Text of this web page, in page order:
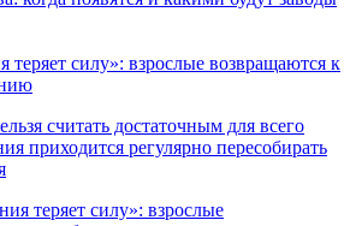
теряет силу»: взрослые возвращаются к
считать достаточным для всего
приходится регулярно пересобирать